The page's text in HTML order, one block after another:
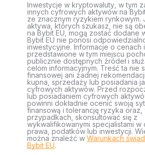
Inwestycje w kryptowaluty, w tym
innych cyfrowych aktywów na
ze znacznym ryzykiem rynkowym.
aktywa, których szukasz, nie są
na Bybit EU, mogą zostać dodane
Bybit EU nie ponosi
inwestycyjne. Informacje o cenach
przedstawione w tym miejscu
publicznie dostępnych źródeł i
celom informacyjnym. Treść ta nie
finansowej ani żadnej
kupna, sprzedaży lub posiadania
cyfrowych aktywów. Przed
lub posiadaniem cyfrowych
powinni dokładnie ocenić swoją
finansową i tolerancję ryzyka oraz,
przypadkach, skonsultować się z
wykwalifikowanymi specjalistami w
prawa, podatków lub inwestycji.
można znaleźć w Warunkach
Bybit EU.